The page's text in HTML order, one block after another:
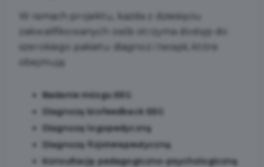
W ramach projektu, każda z dziesięciu
zakwalifikowanych osób otrzyma dostęp do
szerokiego pakietu diagnoz i terapii, które
obejmują:
Badanie mózgu EEG
Diagnozę biofeedback EEG
Diagnozę logopedyczną
Diagnozę fizjoterapeutyczną
Konsultację pedagogiczno-psychologiczną